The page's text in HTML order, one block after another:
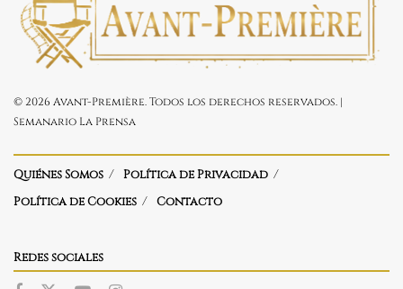
© 2026 Avant-Première. Todos los derechos reservados. |
Semanario La Prensa
Quiénes Somos
Política de Privacidad
Política de Cookies
Contacto
Redes sociales